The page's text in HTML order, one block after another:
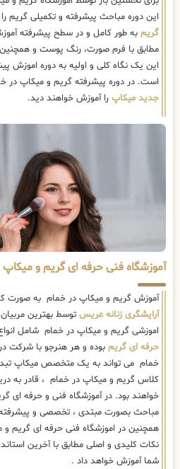
این دوره مباحث پیشرفته و تکمیلی گریم را
گریم به طور کامل و در سطح پیشرفته
مطابق با فرم صورت، رنگ پوست و
این یک نگاه کلی و اولیه به دوره اموزش
است. در دوره پیشرفته گریم و میکاپ در
جدید میکاپ را آموزش خواهند دید.
آموزشگاه فنی حرفه ای گریم و
آموزش گریم و میکاپ در خمام به صورت
آرایشگری زنانه عریس توسط بهترین
اموزشی گریم و میکاپ در خمام شامل
حرفه ای گریم بوده و هر هنرجو با شرکت
خمام می تواند به یک متخصص میکاپ
کلاس گریم و میکاپ در خمام ، قادر به
خواهند بود. در آموزشگاه فنی و حرفه ای
مباحث بصورت مبتدی ، تخصصی و
همچنین در اموزشگاه فنی حرفه ای گریم
نکات کلیدی و اصلی مطابق با آخرین
شما آموزش خواهد داد .